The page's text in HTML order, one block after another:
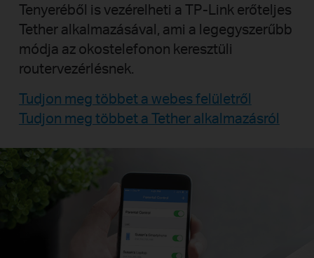
Tenyeréből is vezérelheti a TP-Link erőteljes
Tether alkalmazásával, ami a legegyszerűbb
módja az okostelefonon keresztüli
routervezérlésnek.
Tudjon meg többet a webes felületről
Tudjon meg többet a Tether alkalmazásról